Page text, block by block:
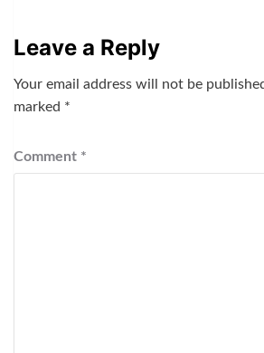
Leave a Reply
Your email address will not be
marked *
Comment *